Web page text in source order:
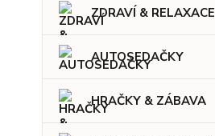
ZDRAVÍ & RELAXACE
AUTOSEDAČKY
HRAČKY & ZÁBAVA